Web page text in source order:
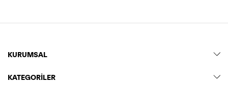
KURUMSAL
KATEGORİLER